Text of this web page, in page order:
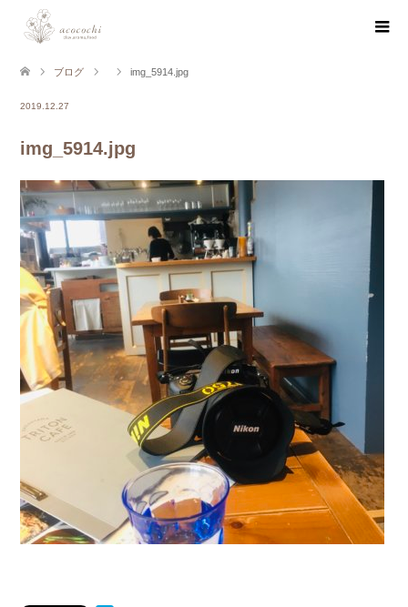
ブログ img_5914.jpg
2019.12.27
img_5914.jpg